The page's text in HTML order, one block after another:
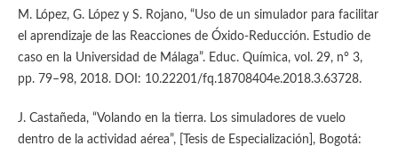
M. López, G. López y S. Rojano, “Uso de un simulador para facilitar
el aprendizaje de las Reacciones de Óxido-Reducción. Estudio de
caso en la Universidad de Málaga”. Educ. Química, vol. 29, n° 3,
pp. 79–98, 2018. DOI: 10.22201/fq.18708404e.2018.3.63728.
J. Castañeda, “Volando en la tierra. Los simuladores de vuelo
dentro de la actividad aérea”, [Tesis de Especialización], Bogotá: